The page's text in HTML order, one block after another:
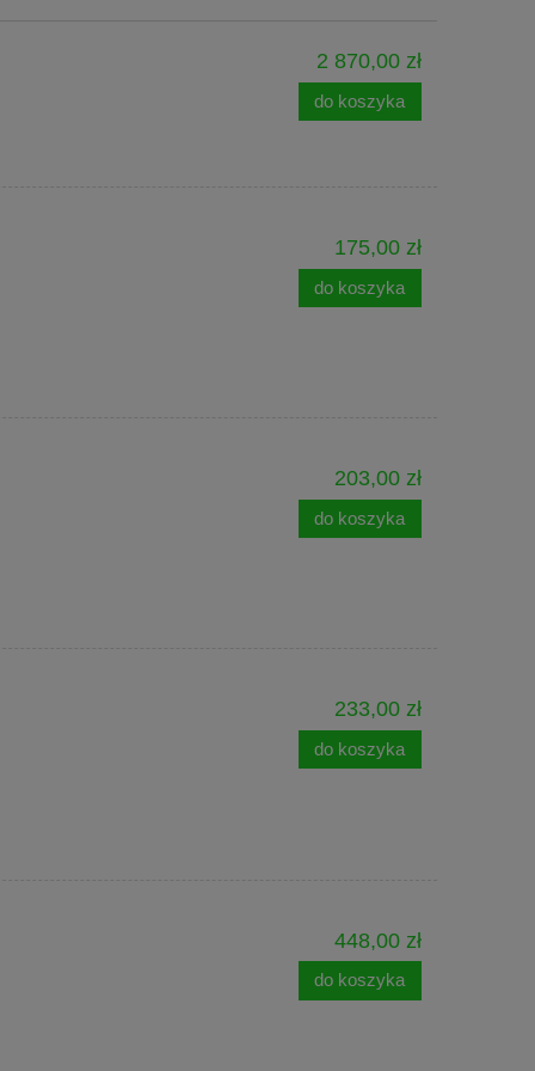
2 870,00 zł
do koszyka
175,00 zł
do koszyka
203,00 zł
do koszyka
233,00 zł
do koszyka
448,00 zł
do koszyka